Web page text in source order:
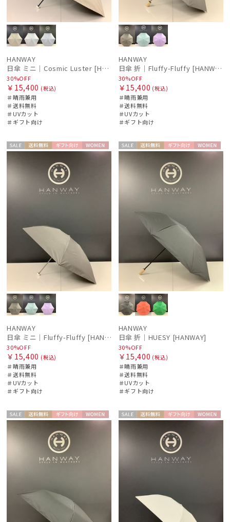
HANWAY
日傘 ミニ｜Cosmic Luster [HANWAY]
30%OFF
￥15,400 (税込)
＃晴雨兼用
＃送料無料
＃UVカット
＃ギフト向け
HANWAY
日傘 折｜Fluffy-Fluffy [HANWAY]
30%OFF
￥15,400 (税込)
＃晴雨兼用
＃送料無料
＃UVカット
＃ギフト向け
セー
ル
送料無 ギフト
向け
WOME
HANWAY
日傘 ミニ｜Fluffy-Fluffy [HANWAY]
30%OFF
￥15,400 (税込)
＃晴雨兼用
＃送料無料
＃UVカット
＃ギフト向け
セー
ル
送料無 ギフト
向け
WOME
HANWAY
日傘 折｜HUESY [HANWAY]
30%OFF
￥15,400 (税込)
＃晴雨兼用
＃送料無料
＃UVカット
＃ギフト向け
セー
ル
送料無 ギフト
向け
WOME
セー
ル
送料無 ギフト
向け
WOME